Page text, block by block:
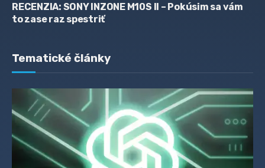
RECENZIA: SONY INZONE M10S II – Pokúsim sa vám
to zase raz spestriť
Tematické články